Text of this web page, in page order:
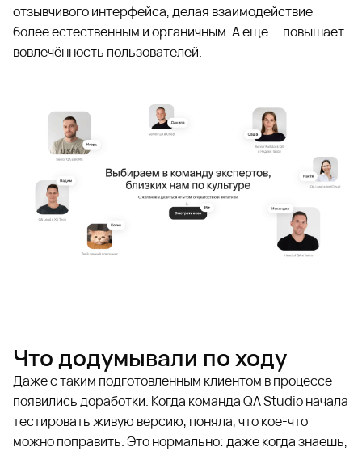
отзывчивого интерфейса, делая взаимодействие
более естественным и органичным. А ещё — повышает
вовлечённость пользователей.
Что додумывали по ходу
Даже с таким подготовленным клиентом в процессе
появились доработки. Когда команда QA Studio начала
тестировать живую версию, поняла, что кое-что
можно поправить. Это нормально: даже когда знаешь,